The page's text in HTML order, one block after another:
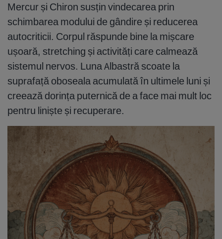
Mercur și Chiron susțin vindecarea prin
schimbarea modului de gândire și reducerea
autocriticii. Corpul răspunde bine la mișcare
ușoară, stretching și activități care calmează
sistemul nervos. Luna Albastră scoate la
suprafață oboseala acumulată în ultimele luni și
creează dorința puternică de a face mai mult loc
pentru liniște și recuperare.